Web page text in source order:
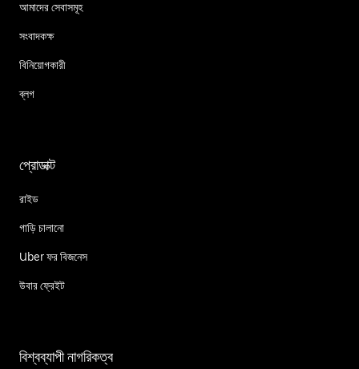
আমাদের সেবাসমূহ
সংবাদকক্ষ
বিনিয়োগকারী
ব্লগ
প্রোডাক্ট
রাইড
গাড়ি চালানো
Uber ফর বিজনেস
উবার ফ্রেইট
বিশ্বব্যাপী নাগরিকত্ব